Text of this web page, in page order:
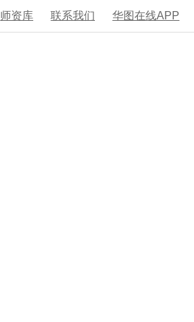
师资库 联系我们 华图在线APP